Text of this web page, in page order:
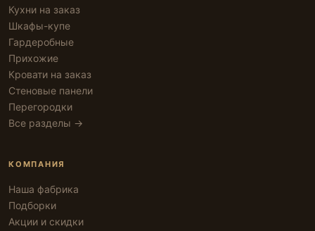
Кухни на заказ
Шкафы-купе
Гардеробные
Прихожие
Кровати на заказ
Стеновые панели
Перегородки
Все разделы →
КОМПАНИЯ
Наша фабрика
Подборки
Акции и скидки